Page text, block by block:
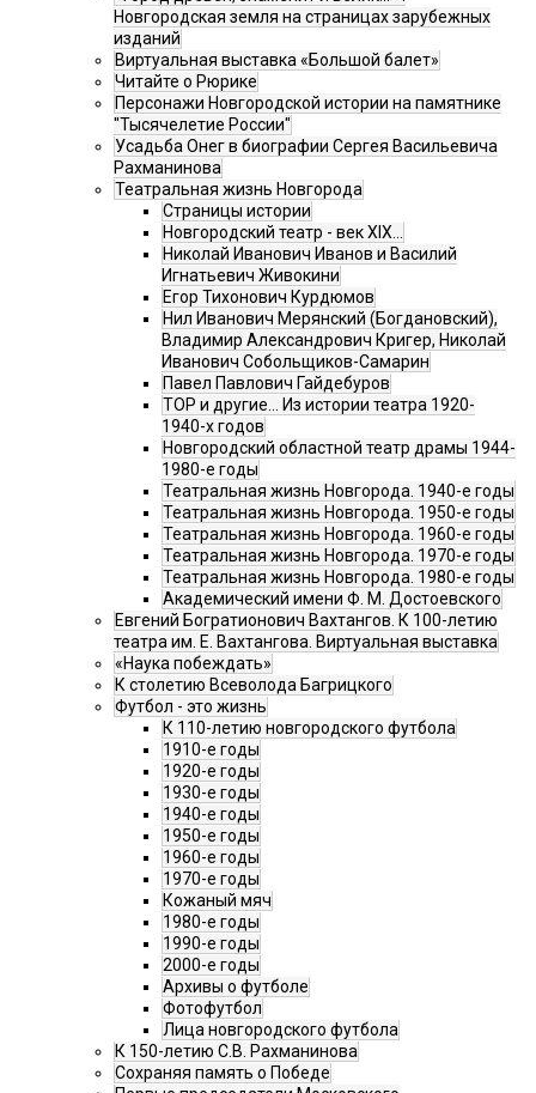
Новгородская земля на страницах зарубежных
изданий
Виртуальная выставка «Большой балет»
Читайте о Рюрике
Персонажи Новгородской истории на памятнике
"Тысячелетие России"
Усадьба Онег в биографии Сергея Васильевича
Рахманинова
Театральная жизнь Новгорода
Страницы истории
Новгородский театр - век XIX…
Николай Иванович Иванов и Василий
Игнатьевич Живокини
Егор Тихонович Курдюмов
Нил Иванович Мерянский (Богдановский),
Владимир Александрович Кригер, Николай
Иванович Собольщиков-Самарин
Павел Павлович Гайдебуров
ТОР и другие… Из истории театра 1920-
1940-х годов
Новгородский областной театр драмы 1944-
1980-е годы
Театральная жизнь Новгорода. 1940-е годы
Театральная жизнь Новгорода. 1950-е годы
Театральная жизнь Новгорода. 1960-е годы
Театральная жизнь Новгорода. 1970-е годы
Театральная жизнь Новгорода. 1980-е годы
Академический имени Ф. М. Достоевского
Евгений Богратионович Вахтангов. К 100-летию
театра им. Е. Вахтангова. Виртуальная выставка
«Наука побеждать»
К столетию Всеволода Багрицкого
Футбол - это жизнь
К 110-летию новгородского футбола
1910-е годы
1920-е годы
1930-е годы
1940-е годы
1950-е годы
1960-е годы
1970-е годы
Кожаный мяч
1980-е годы
1990-е годы
2000-е годы
Архивы о футболе
Фотофутбол
Лица новгородского футбола
К 150-летию С.В. Рахманинова
Сохраняя память о Победе